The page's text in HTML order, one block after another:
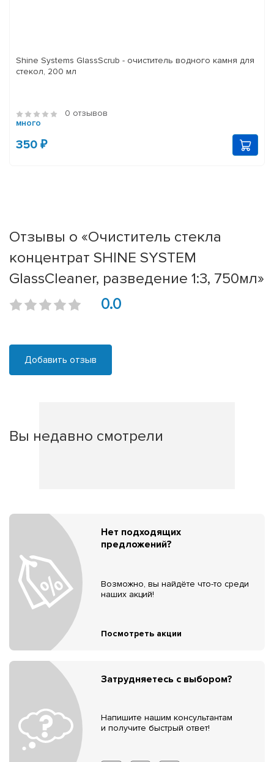
Shine Systems GlassScrub - очиститель водного камня для
стекол, 200 мл
0 отзывов
много
350 ₽
Отзывы о «Очиститель стекла
концентрат SHINE SYSTEM
GlassCleaner, разведение 1:3, 750мл»
0.0
Добавить отзыв
Вы недавно смотрели
Нет подходящих
предложений?
Возможно, вы найдёте что-то среди
наших акций!
Посмотреть акции
Затрудняетесь с выбором?
Напишите нашим консультантам
и получите быстрый ответ!